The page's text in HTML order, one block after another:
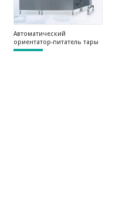
Автоматический
ориентатор-питатель тары